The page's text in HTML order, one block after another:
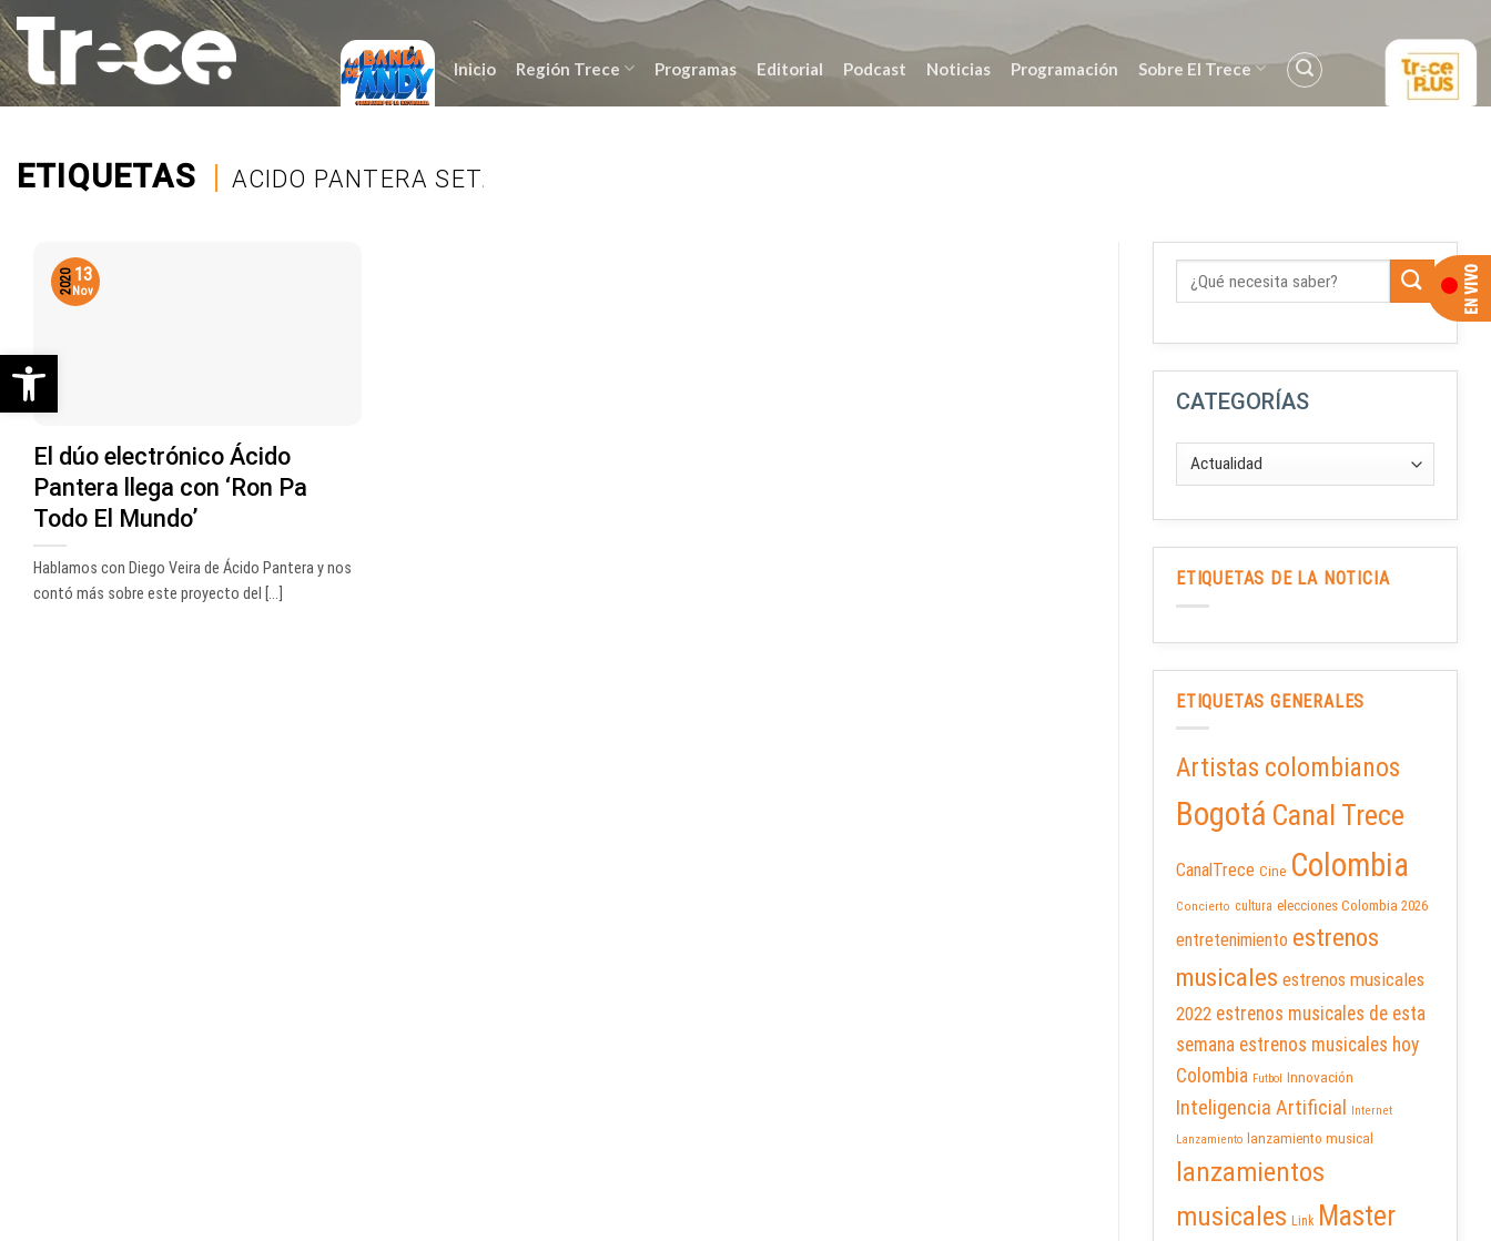
Saltar
al
contenido
Inicio Región Trece Programas Editorial Podcast Noticias Programación Sobre El Trece
ETIQUETAS | ACIDO PANTERA SET.
El dúo electrónico Ácido
Pantera llega con ‘Ron Pa
Todo El Mundo’
Hablamos con Diego Veira de Ácido Pantera y nos
contó más sobre este proyecto del [...]
13
Nov
2020
CATEGORÍAS
ETIQUETAS DE LA NOTICIA
ETIQUETAS GENERALES
Artistas colombianos
Bogotá Canal Trece
CanalTrece Cine Colombia
Concierto cultura elecciones Colombia 2026
entretenimiento estrenos
musicales estrenos musicales
2022 estrenos musicales de esta
semana estrenos musicales hoy
Colombia Futbol Innovación
Inteligencia Artificial
Internet
Lanzamiento
lanzamiento musical
lanzamientos
musicales Link Master
Abrir barra de herramientas